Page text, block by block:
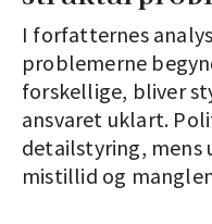
I forfatternes
problemerne
forskellige, bliver
ansvaret uklart.
detailstyring, mens
mistillid og